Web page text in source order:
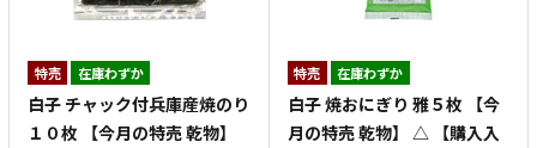
特売 在庫わずか
白子 チャック付兵庫産焼のり
１０枚 【今月の特売 乾物】
特売 在庫わずか
白子 焼おにぎり 雅５枚 【今
月の特売 乾物】 △ 【購入入